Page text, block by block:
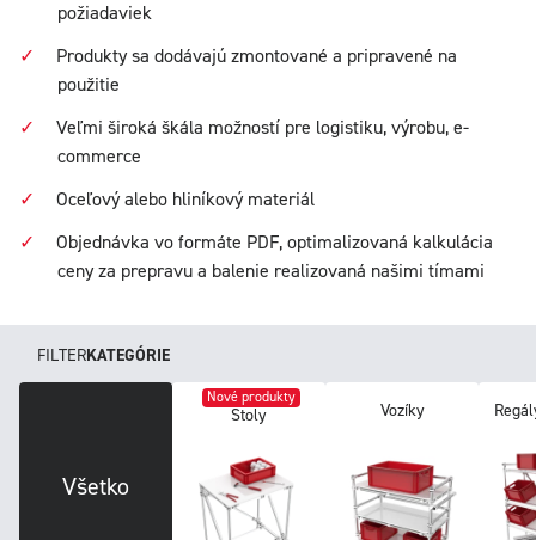
požiadaviek
Produkty sa dodávajú zmontované a pripravené na
použitie
Veľmi široká škála možností pre logistiku, výrobu, e-
commerce
Oceľový alebo hliníkový materiál
Objednávka vo formáte PDF, optimalizovaná kalkulácia
ceny za prepravu a balenie realizovaná našimi tímami
FILTERKATEGÓRIE
Všetko
Nové produkty
Stoly Vozíky